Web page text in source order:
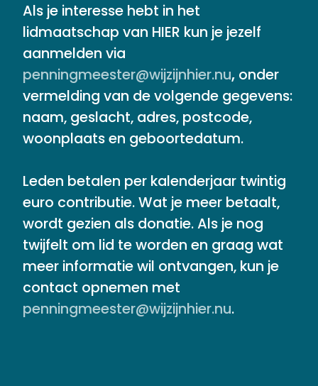
Als je interesse hebt in het
lidmaatschap van HIER kun je jezelf
aanmelden via
penningmeester@wijzijnhier.nu,onder
vermelding van de volgende gegevens:
naam, geslacht, adres, postcode,
woonplaats en geboortedatum.
Leden betalen per kalenderjaar twintig
euro contributie. Wat je meer betaalt,
wordt gezien als donatie. Als je nog
twijfelt om lid te worden en graag wat
meer informatie wil ontvangen, kun je
contact opnemen met
penningmeester@wijzijnhier.nu.